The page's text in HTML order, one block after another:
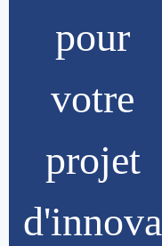
pour
votre
projet
d'innova